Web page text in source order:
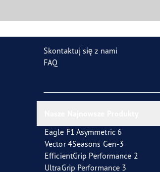
Skontaktuj się z nami
FAQ
Eagle F1 Asymmetric 6
Vector 4Seasons Gen-3
EfficientGrip Performance 2
UltraGrip Performance 3